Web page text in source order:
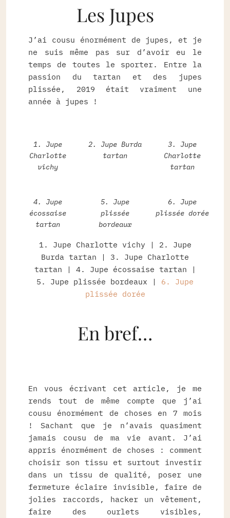
Les Jupes
J’ai cousu énormément de jupes, et je
ne suis même pas sur d’avoir eu le
temps de toutes le sporter. Entre la
passion du tartan et des jupes
plissée, 2019 était vraiment une
année à jupes !
1. Jupe
Charlotte
vichy
2. Jupe Burda
tartan
3. Jupe
Charlotte
tartan
4. Jupe
écossaise
tartan
5. Jupe
plissée
bordeaux
6. Jupe
plissée dorée
1. Jupe Charlotte vichy | 2. Jupe
Burda tartan | 3. Jupe Charlotte
tartan | 4. Jupe écossaise tartan |
5. Jupe plissée bordeaux | 6. Jupe
plissée dorée
En bref…
En vous écrivant cet article, je me
rends tout de même compte que j’ai
cousu énormément de choses en 7 mois
! Sachant que je n’avais quasiment
jamais cousu de ma vie avant. J’ai
appris énormément de choses : comment
choisir son tissu et surtout investir
dans un tissu de qualité, poser une
fermeture éclaire invisible, faire de
jolies raccords, hacker un vêtement,
faire des ourlets visibles,